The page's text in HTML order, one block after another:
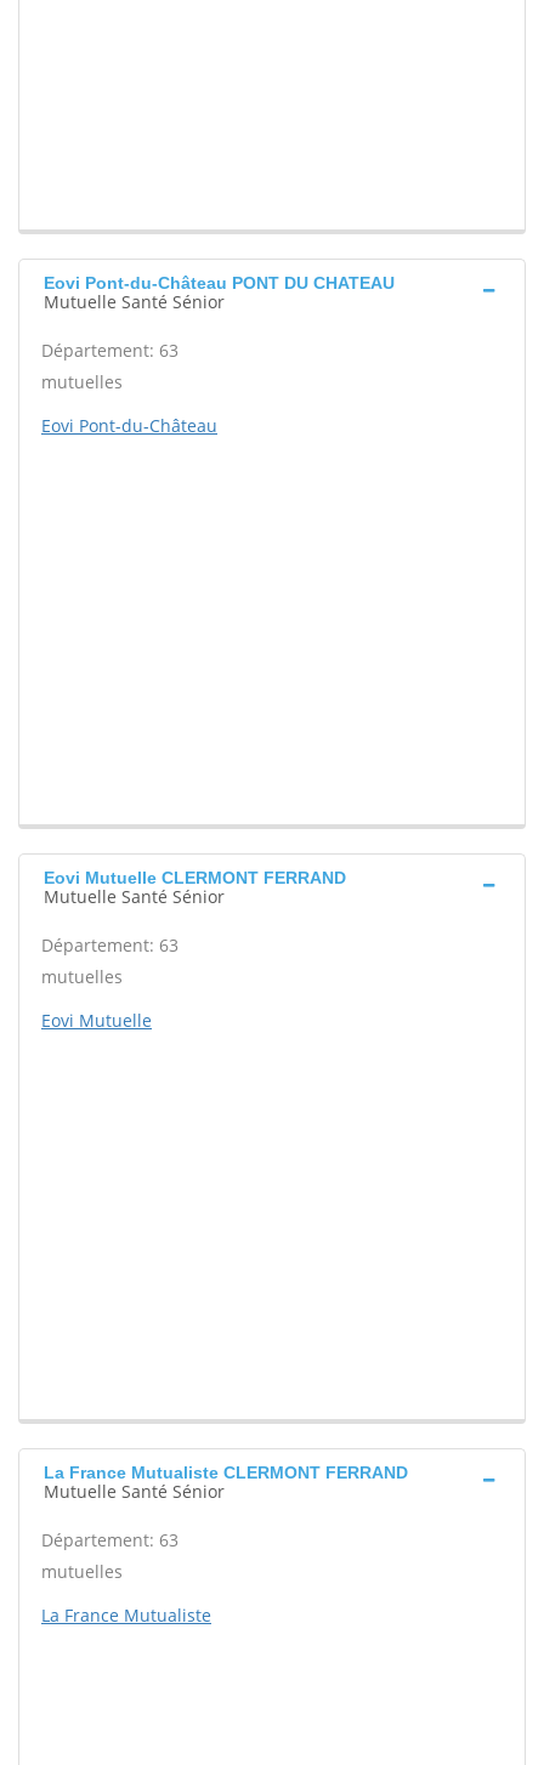
Eovi Pont-du-Château PONT DU CHATEAU
Mutuelle Santé Sénior
Département: 63
mutuelles
Eovi Pont-du-Château
Eovi Mutuelle CLERMONT FERRAND
Mutuelle Santé Sénior
Département: 63
mutuelles
Eovi Mutuelle
La France Mutualiste CLERMONT FERRAND
Mutuelle Santé Sénior
Département: 63
mutuelles
La France Mutualiste